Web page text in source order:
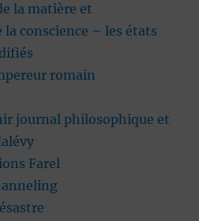
la matière et
conscience – les états
romain
journal philosophique et
Farel